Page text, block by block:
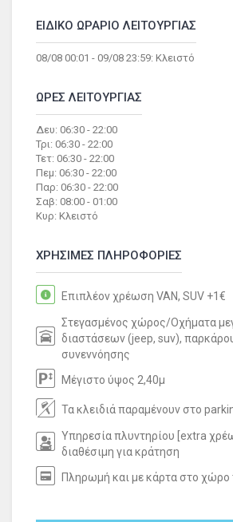
ΕΙΔΙΚΟ ΩΡΑΡΙΟ ΛΕΙΤΟΥΡΓΙΑΣ
08/08 00:01 - 09/08 23:59: Κλειστό
ΩΡΕΣ ΛΕΙΤΟΥΡΓΙΑΣ
Δευ: 06:30 - 22:00
Τρι: 06:30 - 22:00
Τετ: 06:30 - 22:00
Πεμ: 06:30 - 22:00
Παρ: 06:30 - 22:00
Σαβ: 08:00 - 01:00
Κυρ: Κλειστό
ΧΡΗΣΙΜΕΣ ΠΛΗΡΟΦΟΡΙΕΣ
Επιπλέον χρέωση VAN, SUV +1€
Στεγασμένος χώρος/Οχήματα
διαστάσεων (jeep, suv),
συνεννόησης
Μέγιστο ύψος 2,40μ
Τα κλειδιά παραμένουν στο
Υπηρεσία πλυντηρίου [extra
διαθέσιμη για κράτηση
Πληρωμή και με κάρτα στο χώρο